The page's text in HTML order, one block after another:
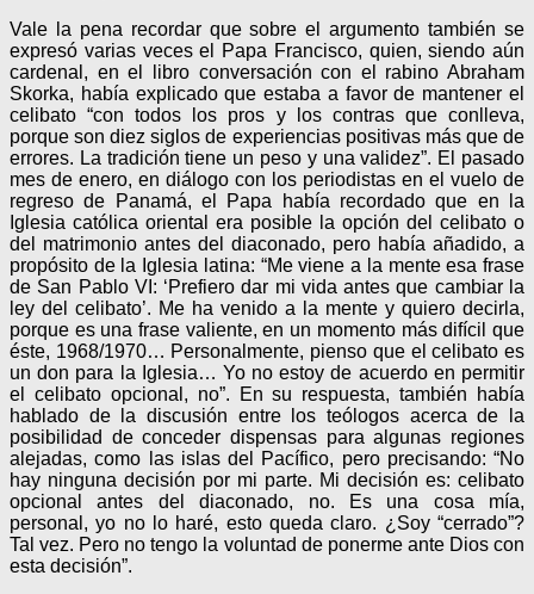
Vale la pena recordar que sobre el argumento también se
expresó varias veces el Papa Francisco, quien, siendo aún
cardenal, en el libro conversación con el rabino Abraham
Skorka, había explicado que estaba a favor de mantener el
celibato “con todos los pros y los contras que conlleva,
porque son diez siglos de experiencias positivas más que de
errores. La tradición tiene un peso y una validez”. El pasado
mes de enero, en diálogo con los periodistas en el vuelo de
regreso de Panamá, el Papa había recordado que en la
Iglesia católica oriental era posible la opción del celibato o
del matrimonio antes del diaconado, pero había añadido, a
propósito de la Iglesia latina: “Me viene a la mente esa frase
de San Pablo VI: ‘Prefiero dar mi vida antes que cambiar la
ley del celibato’. Me ha venido a la mente y quiero decirla,
porque es una frase valiente, en un momento más difícil que
éste, 1968/1970… Personalmente, pienso que el celibato es
un don para la Iglesia… Yo no estoy de acuerdo en permitir
el celibato opcional, no”. En su respuesta, también había
hablado de la discusión entre los teólogos acerca de la
posibilidad de conceder dispensas para algunas regiones
alejadas, como las islas del Pacífico, pero precisando: “No
hay ninguna decisión por mi parte. Mi decisión es: celibato
opcional antes del diaconado, no. Es una cosa mía,
personal, yo no lo haré, esto queda claro. ¿Soy “cerrado”?
Tal vez. Pero no tengo la voluntad de ponerme ante Dios con
esta decisión”.